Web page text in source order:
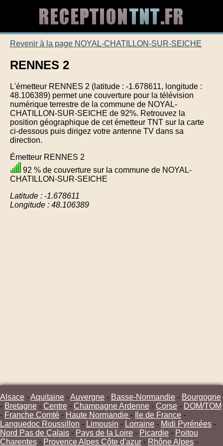
Revenir à la page NOYAL-CHATILLON-SUR-SEICHE
RENNES 2
L'émetteur RENNES 2 (latitude : -1.678611, longitude :
48.106389) permet une couverture pour la télévision
numérique terrestre de la commune de NOYAL-
CHATILLON-SUR-SEICHE de 92%. Retrouvez la
position géographique de cet émetteur TNT sur la carte
ci-dessous puis dirigez votre antenne TV dans sa
direction.
Émetteur RENNES 2
92 % de couverture sur la commune de NOYAL-
CHATILLON-SUR-SEICHE
Latitude : -1.678611
Longitude : 48.106389
Alsace -Aquitaine -Auvergne - Basse-Normandie - Bourgogne
- Bretagne - Centre - Champagne Ardenne - Corse - DOM/TOM
- Franche Comté - Haute Normandie - Ile de France -
Languedoc Roussillon - Limousin - Lorraine - Midi Pyrénées -
Nord Pas de Calais - Pays de la Loire - Picardie - Poitou
Charentes - Provence Alpes Côte d'azur - Rhône Alpes -